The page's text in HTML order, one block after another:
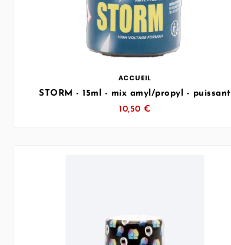
ACCUEIL
STORM - 15ml - mix amyl/propyl - puissant
10,50 €